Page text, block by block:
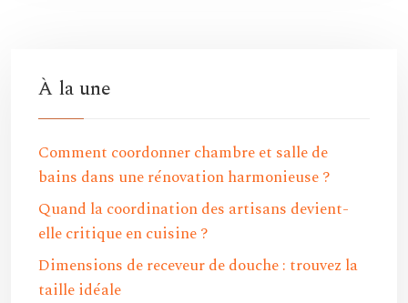
À la une
Comment coordonner chambre et salle de
bains dans une rénovation harmonieuse ?
Quand la coordination des artisans devient-
elle critique en cuisine ?
Dimensions de receveur de douche : trouvez la
taille idéale